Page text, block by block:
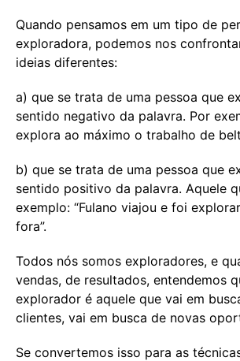
Quando pensamos em um tipo de
exploradora, podemos nos
ideias diferentes:
a) que se trata de uma pessoa que
sentido negativo da palavra. Por
explora ao máximo o trabalho de
b) que se trata de uma pessoa que
sentido positivo da palavra. Aquele
exemplo: “Fulano viajou e foi
fora”.
Todos nós somos exploradores, e
vendas, de resultados, entendemos
explorador é aquele que vai em
clientes, vai em busca de novas
Se convertemos isso para as